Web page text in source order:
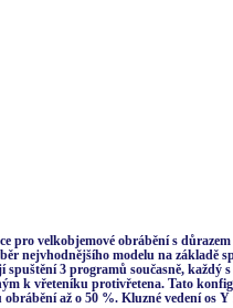
velkobjemové obrábění s
modelu na základě
3 programů současně,
k vřeteníku protivřetena. Tato
až o 50 %. Kluzné vedení os